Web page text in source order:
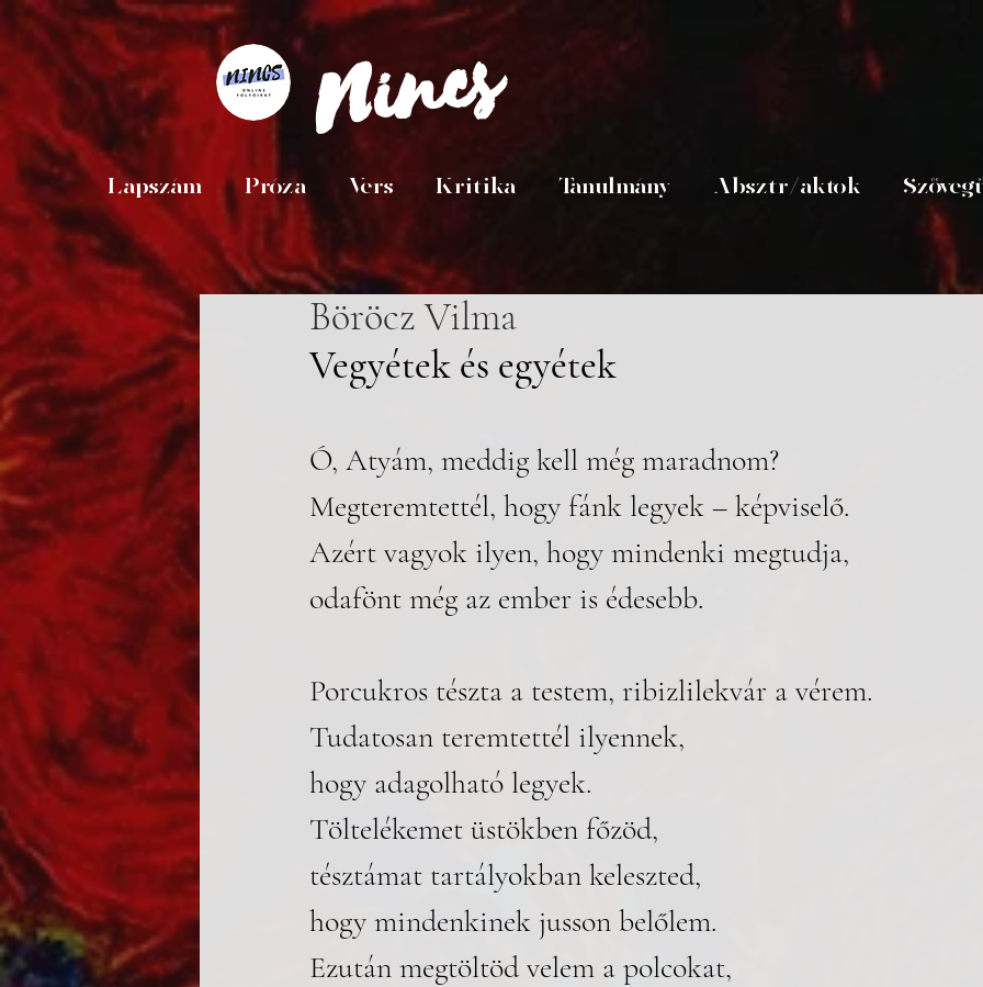
Nincs
Lapszám Próza Vers Kritika Tanulmány Absztr/aktok
Böröcz Vilma
Vegyétek és egyétek
Ó, Atyám, meddig kell még maradnom?
Megteremtettél, hogy fánk legyek – képviselő.
Azért vagyok ilyen, hogy mindenki megtudja,
odafönt még az ember is édesebb.
Porcukros tészta a testem, ribizlilekvár a vérem.
Tudatosan teremtettél ilyennek,
hogy adagolható legyek.
Töltelékemet üstökben főzöd,
tésztámat tartályokban keleszted,
hogy mindenkinek jusson belőlem.
Ezután megtöltöd velem a polcokat,